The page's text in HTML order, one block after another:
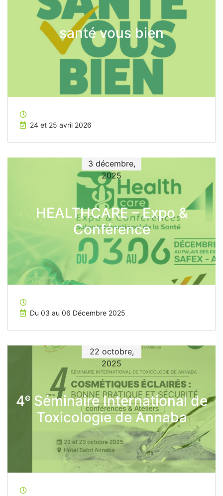
santé vous bien
24 et 25 avril 2026
3 décembre,
2025
HEALTHCARE – Expo &
Conférence
Du 03 au 06 Décembre 2025
22 octobre,
2025
4ᵉ Séminaire International de
Toxicologie de Annaba